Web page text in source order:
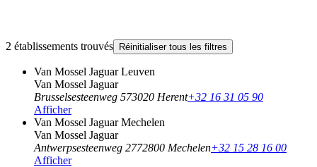
2 établissements trouvés Réinitialiser tous les filtres
Van Mossel Jaguar Leuven
Van Mossel Jaguar
Brusselsesteenweg 573020 Herent+32 16 31 05 90
Afficher
Van Mossel Jaguar Mechelen
Van Mossel Jaguar
Antwerpsesteenweg 2772800 Mechelen+32 15 28 16 00
Afficher